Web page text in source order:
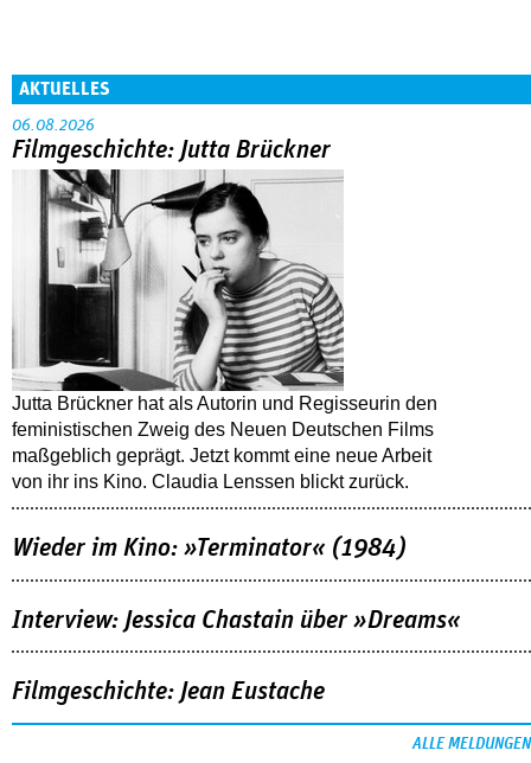
AKTUELLES
06.08.2026
Filmgeschichte: Jutta Brückner
Jutta Brückner hat als Autorin und Regisseurin den
feministischen Zweig des Neuen Deutschen Films
maßgeblich geprägt. Jetzt kommt eine neue Arbeit
von ihr ins Kino. Claudia Lenssen blickt zurück.
Wieder im Kino: »Terminator« (1984)
Interview: Jessica Chastain über »Dreams«
Filmgeschichte: Jean Eustache
ALLE MELDUNGEN